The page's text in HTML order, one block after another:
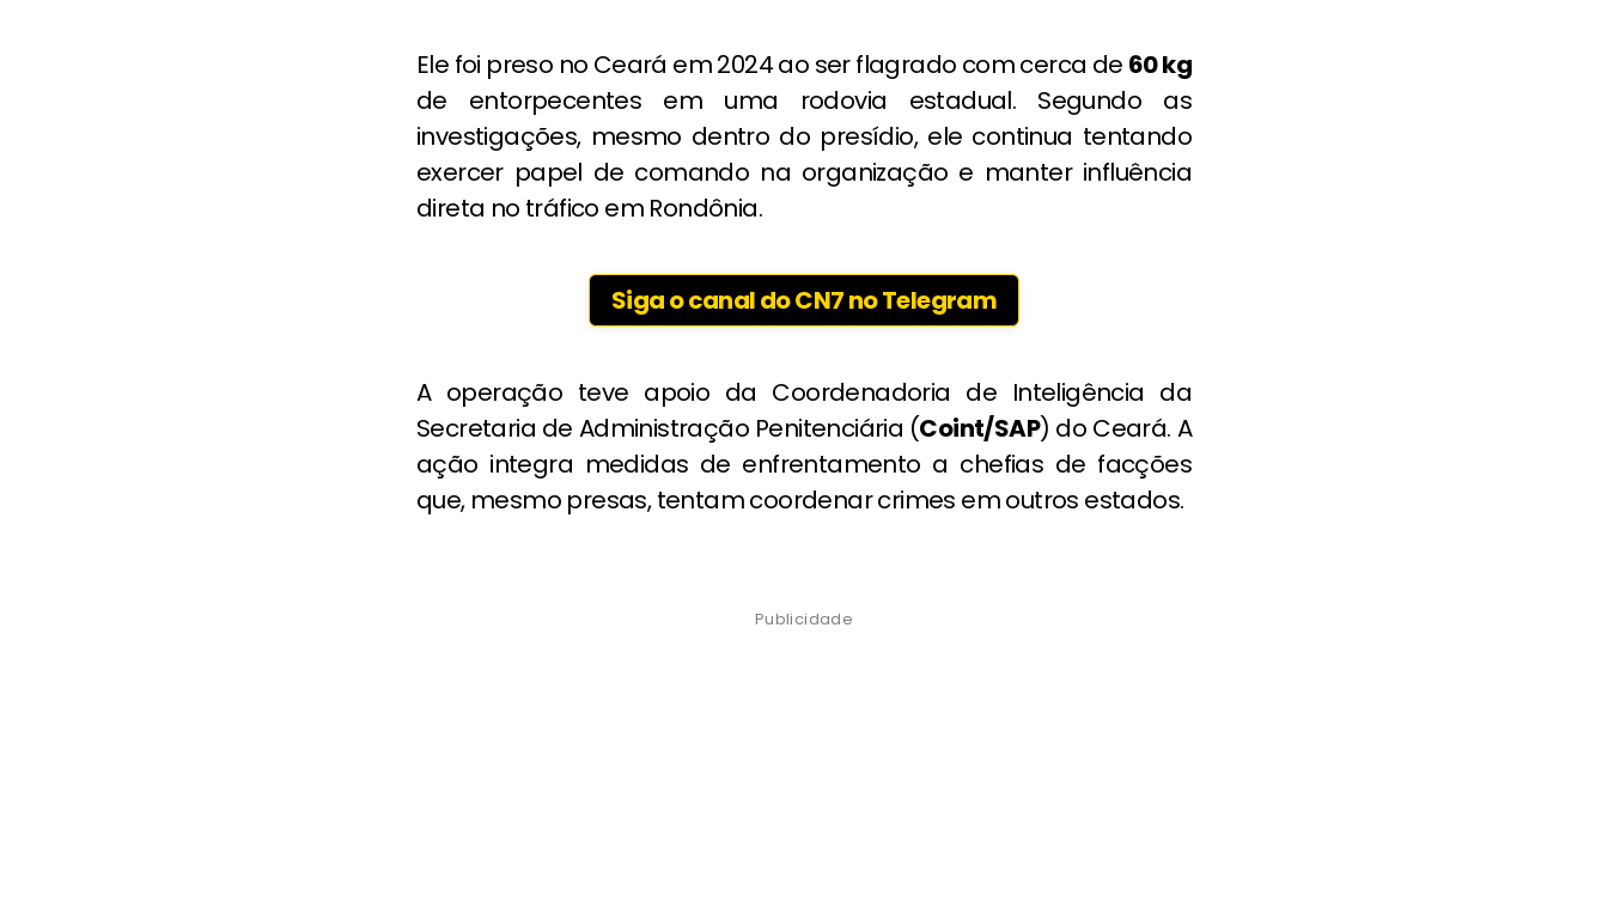
Ele foi preso no Ceará em 2024 ao ser flagrado com cerca de 60 kg
de entorpecentes em uma rodovia estadual. Segundo as
investigações, mesmo dentro do presídio, ele continua tentando
exercer papel de comando na organização e manter influência
direta no tráfico em Rondônia.
Siga o canal do CN7 no Telegram
A operação teve apoio da Coordenadoria de Inteligência da
Secretaria de Administração Penitenciária (Coint/SAP) do Ceará. A
ação integra medidas de enfrentamento a chefias de facções
que, mesmo presas, tentam coordenar crimes em outros estados.
Publicidade